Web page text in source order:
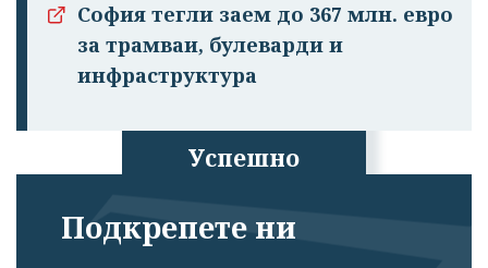
Успешно
профила си!
София тегли заем до 367 млн. евро
за трамваи, булеварди и
инфраструктура
Подкрепете ни